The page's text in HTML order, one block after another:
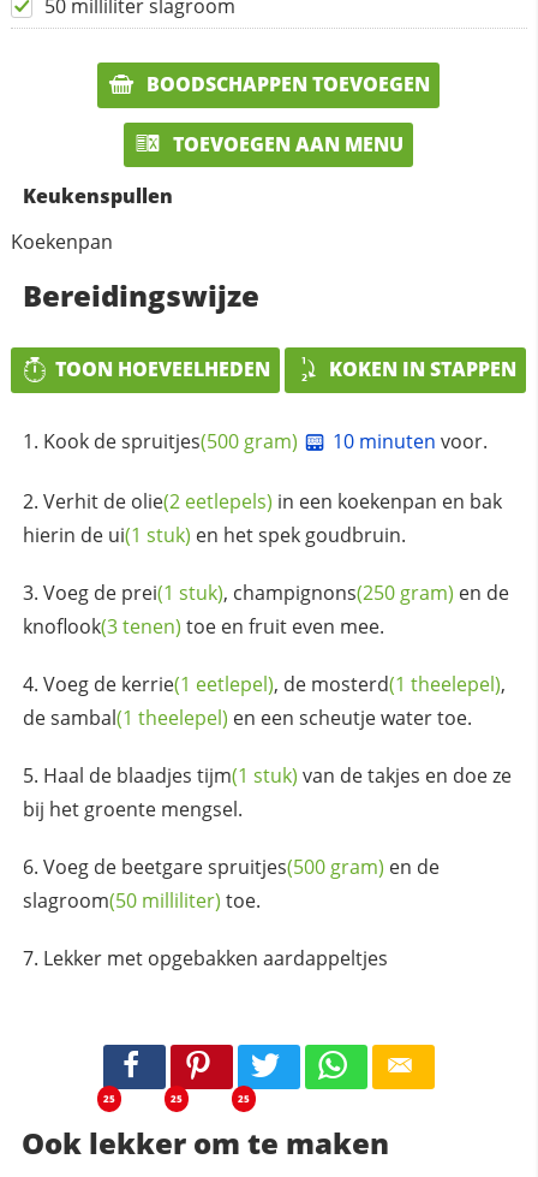
50 milliliter slagroom
BOODSCHAPPEN TOEVOEGEN
TOEVOEGEN AAN MENU
Keukenspullen
Koekenpan
Bereidingswijze
TOON HOEVEELHEDEN KOKEN IN STAPPEN
Kook despruitjes(500 gram) 10 minuten voor.
Verhit de olie(2 eetlepels) in een koekenpan en bak
hierin de ui(1 stuk) en het spek goudbruin.
Voeg de prei(1 stuk), champignons(250 gram) en de
knoflook(3 tenen) toe en fruit even mee.
Voeg de kerrie(1 eetlepel), de mosterd(1 theelepel),
desambal(1 theelepel) en een scheutje water toe.
Haal de blaadjes tijm(1 stuk) van de takjes en doe ze
bij het groente mengsel.
Voeg de beetgarespruitjes(500 gram) en de
slagroom(50 milliliter) toe.
Lekker met opgebakken aardappeltjes
25 25 25
Ook lekker om te maken